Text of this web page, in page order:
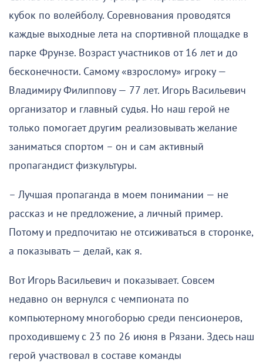
кубок по волейболу. Соревнования проводятся
каждые выходные лета на спортивной площадке в
парке Фрунзе. Возраст участников от 16 лет и до
бесконечности. Самому «взрослому» игроку —
Владимиру Филиппову — 77 лет. Игорь Васильевич
организатор и главный судья. Но наш герой не
только помогает другим реализовывать желание
заниматься спортом – он и сам активный
пропагандист физкультуры.
– Лучшая пропаганда в моем понимании — не
рассказ и не предложение, а личный пример.
Потому и предпочитаю не отсиживаться в сторонке,
а показывать — делай, как я.
Вот Игорь Васильевич и показывает. Совсем
недавно он вернулся с чемпионата по
компьютерному многоборью среди пенсионеров,
проходившему с 23 по 26 июня в Рязани. Здесь наш
герой участвовал в составе команды